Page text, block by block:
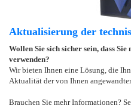
Aktualisierung der
Wollen Sie sich sicher sein, dass
verwenden?
Wir bieten Ihnen eine Lösung, die
Aktualität der von Ihnen
Brauchen Sie mehr Informationen?